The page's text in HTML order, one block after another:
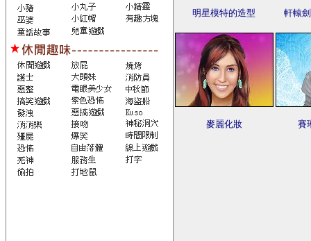
明星模特的造型 軒轅
麥麗化妝 賽